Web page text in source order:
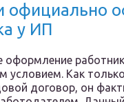
официально
у ИП
оформление
условием. Как
договор, он